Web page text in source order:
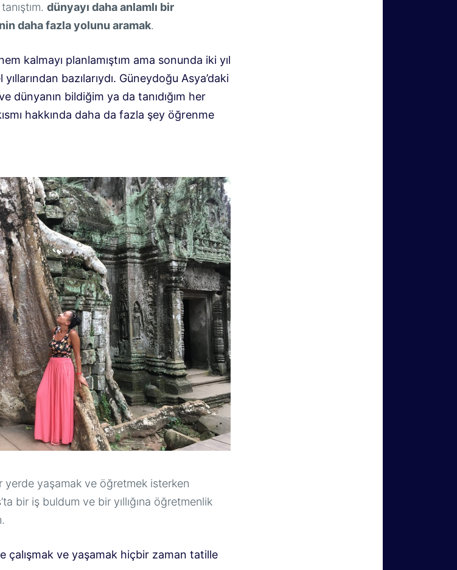
dünyayı daha anlamlı bir
daha fazla yolunu aramak.
kalmayı planlamıştım ama sonunda iki yıl
bazılarıydı. Güneydoğu Asya’daki
dünyanın bildiğim ya da tanıdığım her
hakkında daha da fazla şey öğrenme
yerde yaşamak ve öğretmek isterken
bir iş buldum ve bir yıllığına öğretmenlik
çalışmak ve yaşamak hiçbir zaman tatille